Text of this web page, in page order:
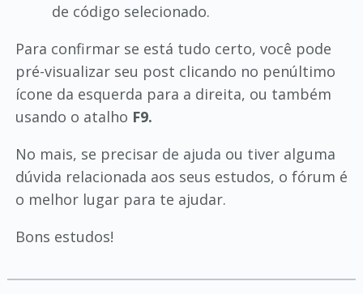
de código selecionado.
Para confirmar se está tudo certo, você pode
pré-visualizar seu post clicando no penúltimo
ícone da esquerda para a direita, ou também
usando o atalho F9.
No mais, se precisar de ajuda ou tiver alguma
dúvida relacionada aos seus estudos, o fórum é
o melhor lugar para te ajudar.
Bons estudos!